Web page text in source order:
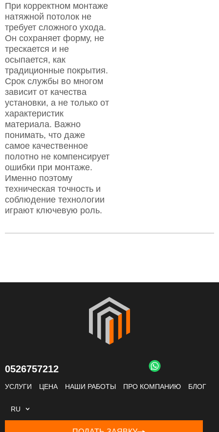
При корректном монтаже
натяжной потолок не
требует сложного ухода.
Он сохраняет форму, не
трескается и не
осыпается, как
традиционные покрытия.
Срок службы во многом
зависит от качества
установки, а не только от
характеристик
материала. Важно
понимать, что даже
самое качественное
полотно не компенсирует
ошибки при монтаже.
Именно поэтому
техническая точность и
соблюдение технологии
играют ключевую роль.
0526757212
УСЛУГИ ЦЕНА НАШИ РАБОТЫ ПРО КОМПАНИЮ БЛОГ
RU